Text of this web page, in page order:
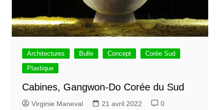
Architectures Bulle Concept
Corée Sud
Plastique
Cabines, Gangwon-Do Corée du Sud
Virginie Maneval 21 avril 2022 0